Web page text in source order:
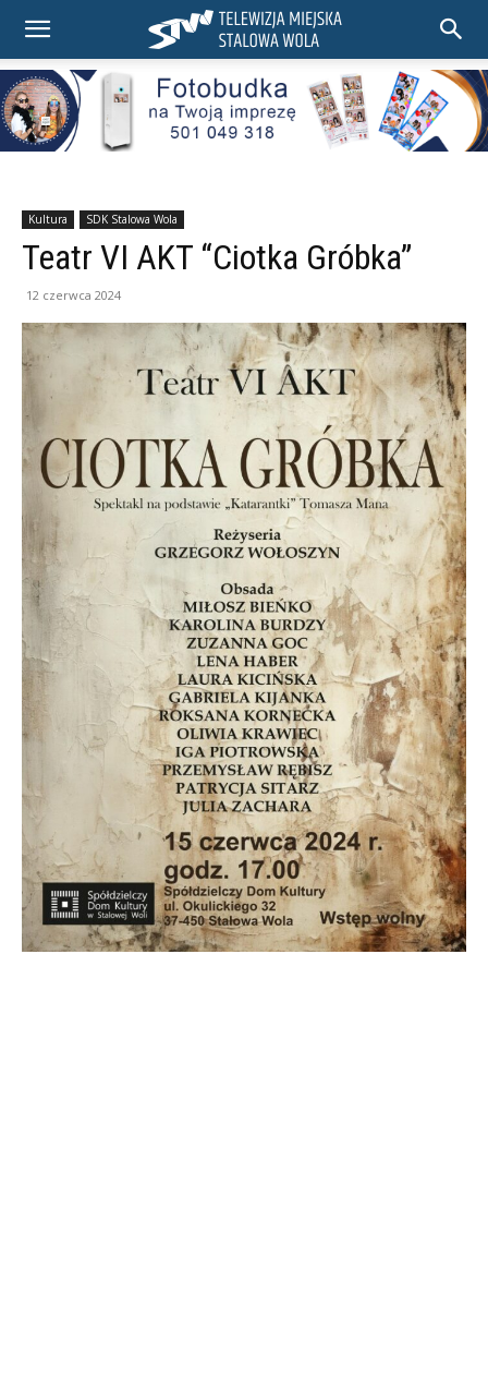
Kultura SDK Stalowa Wola
Teatr VI AKT “Ciotka Gróbka”
12 czerwca 2024